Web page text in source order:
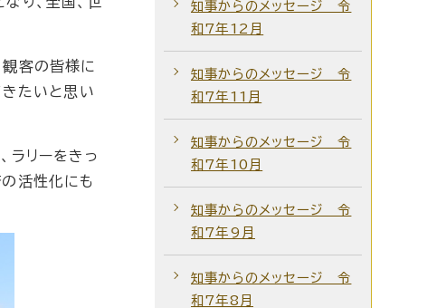
客の皆様に
きたいと思い
ラリーをきっ
活性化にも
知事からのメッセージ 令
和7年12月
知事からのメッセージ 令
和7年11月
知事からのメッセージ 令
和7年10月
知事からのメッセージ 令
和7年9月
知事からのメッセージ 令
和7年8月